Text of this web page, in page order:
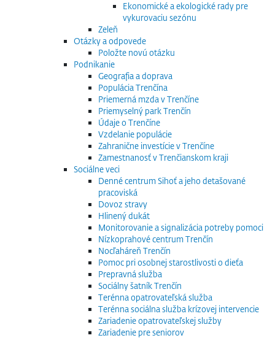
Ekonomické a ekologické rady pre
vykurovaciu sezónu
Zeleň
Otázky a odpovede
Položte novú otázku
Podnikanie
Geografia a doprava
Populácia Trenčína
Priemerná mzda v Trenčíne
Priemyselný park Trenčín
Údaje o Trenčíne
Vzdelanie populácie
Zahranične investície v Trenčíne
Zamestnanosť v Trenčianskom kraji
Sociálne veci
Denné centrum Sihoť a jeho detašované
pracoviská
Dovoz stravy
Hlinený dukát
Monitorovanie a signalizácia potreby pomoci
Nízkoprahové centrum Trenčín
Nocľaháreň Trenčín
Pomoc pri osobnej starostlivosti o dieťa
Prepravná služba
Sociálny šatník Trenčín
Terénna opatrovateľská služba
Terénna sociálna služba krízovej intervencie
Zariadenie opatrovateľskej služby
Zariadenie pre seniorov